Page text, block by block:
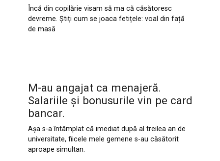
Încă din copilărie visam să ma că căsătoresc
devreme. Știți cum se joaca fetițele: voal din față
de masă
M-au angajat ca menajeră.
Salariile și bonusurile vin pe card
bancar.
Așa s-a întâmplat că imediat după al treilea an de
universitate, fiicele mele gemene s-au căsătorit
aproape simultan.